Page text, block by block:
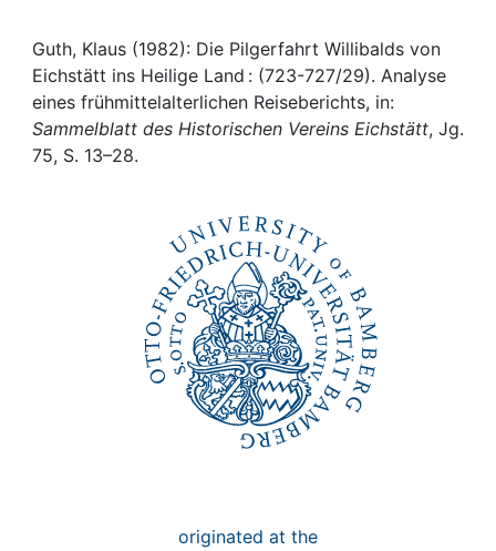
My FIS
Help
Guth, Klaus (1982): Die Pilgerfahrt Willibalds von
Eichstätt ins Heilige Land : (723-727/29). Analyse
eines frühmittelalterlichen Reiseberichts, in:
Sammelblatt des Historischen Vereins Eichstätt, Jg.
75, S. 13–28.
originated at the